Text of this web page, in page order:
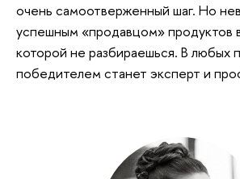
очень самоотверженный шаг. Но
успешным «продавцом» продуктов
которой не разбираешься. В любых
победителем станет эксперт и